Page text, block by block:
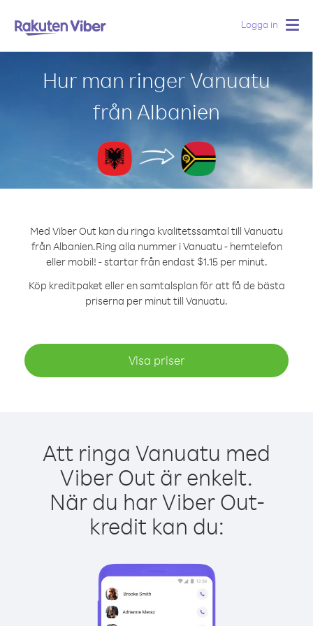
Logga in
Hur man ringer Vanuatu
från Albanien
Med Viber Out kan du ringa kvalitetssamtal till Vanuatu
från Albanien.Ring alla nummer i Vanuatu - hemtelefon
eller mobil! - startar från endast $1.15 per minut.
Köp kreditpaket eller en samtalsplan för att få de bästa
priserna per minut till Vanuatu.
Visa priser
Att ringa Vanuatu med
Viber Out är enkelt.
När du har Viber Out-
kredit kan du: